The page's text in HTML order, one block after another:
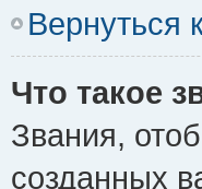
Вернуться
Что такое
Звания,
созданных